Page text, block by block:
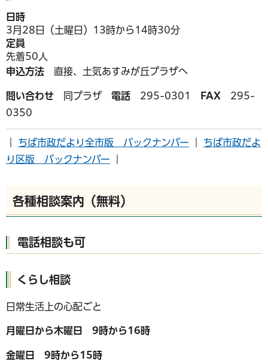
日時
3月28日（土曜日）13時から14時30分
定員
先着50人
申込方法 直接、土気あすみが丘プラザへ
問い合わせ 同プラザ 電話 295-0301 FAX 295-
0350
ちば市政だより全市版 バックナンバー
ちば市政だよ
り区版 バックナンバー
各種相談案内（無料）
電話相談も可
くらし相談
日常生活上の心配ごと
月曜日から木曜日 9時から16時
金曜日 9時から15時